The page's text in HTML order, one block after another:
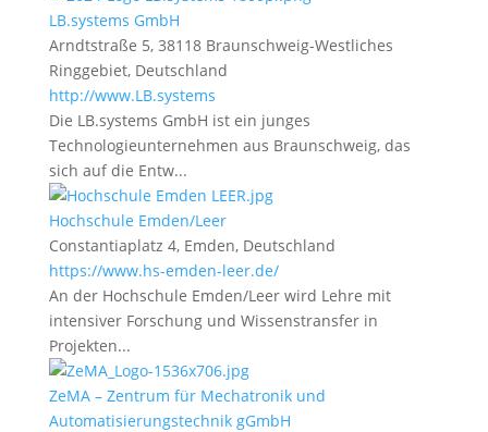
LB.systems GmbH
Arndtstraße 5, 38118 Braunschweig-Westliches
Ringgebiet, Deutschland
http://www.LB.systems
Die LB.systems GmbH ist ein junges
Technologieunternehmen aus Braunschweig, das
sich auf die Entw...
Hochschule Emden/Leer
Constantiaplatz 4, Emden, Deutschland
https://www.hs-emden-leer.de/
An der Hochschule Emden/Leer wird Lehre mit
intensiver Forschung und Wissenstransfer in
Projekten...
ZeMA – Zentrum für Mechatronik und
Automatisierungstechnik gGmbH